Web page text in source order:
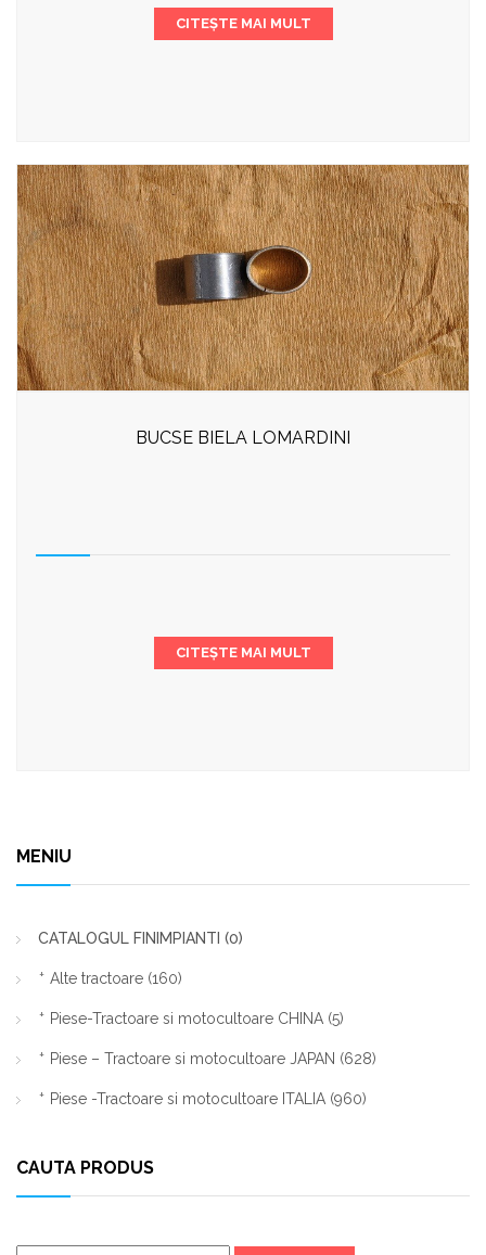
CITEȘTE MAI MULT
BUCSE BIELA LOMARDINI
CITEȘTE MAI MULT
MENIU
CATALOGUL FINIMPIANTI (0)
Alte tractoare (160)
Piese-Tractoare si motocultoare CHINA (5)
Piese – Tractoare si motocultoare JAPAN (628)
Piese -Tractoare si motocultoare ITALIA (960)
CAUTA PRODUS
Caută